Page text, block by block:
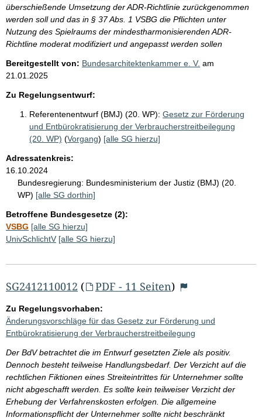
überschießende Umsetzung der ADR-Richtlinie zurückgenommen
werden soll und das in § 37 Abs. 1 VSBG die Pflichten unter
Nutzung des Spielraums der mindestharmonisierenden ADR-
Richtline moderat modifiziert und angepasst werden sollen
Bereitgestellt von: Bundesarchitektenkammer e. V. am
21.01.2025
Zu Regelungsentwurf:
Referentenentwurf (BMJ) (20. WP): Gesetz zur Förderung
und Entbürokratisierung der Verbraucherstreitbeilegung
(20. WP) (Vorgang) [alle SG hierzu]
Adressatenkreis:
16.10.2024
Bundesregierung: Bundesministerium der Justiz (BMJ) (20.
WP) [alle SG dorthin]
Betroffene Bundesgesetze (2):
VSBG [alle SG hierzu]
UnivSchlichtV [alle SG hierzu]
SG2412110012 ( PDF - 11 Seiten)
Zu Regelungsvorhaben:
Änderungsvorschläge für das Gesetz zur Förderung und
Entbürokratisierung der Verbraucherstreitbeilegung
Der BdV betrachtet die im Entwurf gesetzten Ziele als positiv.
Dennoch besteht teilweise Handlungsbedarf. Der Verzicht auf die
rechtlichen Fiktionen eines Streiteintrittes für Unternehmer sollte
nicht abgeschafft werden. Es sollte kein teilweiser Verzicht der
Erhebung der Verfahrenskosten erfolgen. Die allgemeine
Informationspflicht der Unternehmer sollte nicht beschränkt